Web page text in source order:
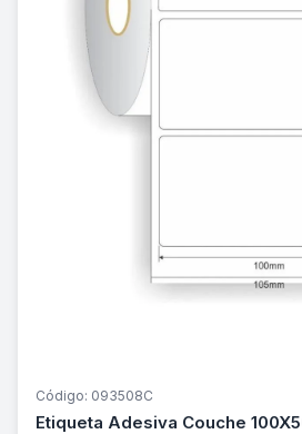
Código: 093508C
Etiqueta Adesiva Couche